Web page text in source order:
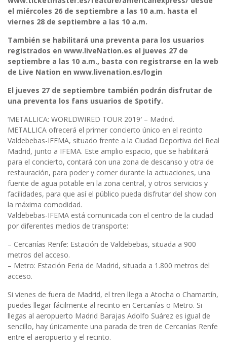
el miércoles 26 de septiembre a las 10 a.m. hasta el
viernes 28 de septiembre a las 10 a.m.
También se habilitará una preventa para los usuarios
registrados en www.liveNation.es el jueves 27 de
septiembre a las 10 a.m., basta con registrarse en la web
de Live Nation en www.livenation.es/login
El jueves 27 de septiembre también podrán disfrutar de
una preventa los fans usuarios de Spotify.
‘METALLICA: WORLDWIRED TOUR 2019′ – Madrid.
METALLICA ofrecerá el primer concierto único en el recinto
Valdebebas-IFEMA, situado frente a la Ciudad Deportiva del Real
Madrid, junto a IFEMA. Este amplio espacio, que se habilitará
para el concierto, contará con una zona de descanso y otra de
restauración, para poder y comer durante la actuaciones, una
fuente de agua potable en la zona central, y otros servicios y
facilidades, para que así el público pueda disfrutar del show con
la máxima comodidad.
Valdebebas-IFEMA está comunicada con el centro de la ciudad
por diferentes medios de transporte:
– Cercanías Renfe: Estación de Valdebebas, situada a 900
metros del acceso.
– Metro: Estación Feria de Madrid, situada a 1.800 metros del
acceso.
Si vienes de fuera de Madrid, el tren llega a Atocha o Chamartín,
puedes llegar fácilmente al recinto en Cercanías o Metro. Si
llegas al aeropuerto Madrid Barajas Adolfo Suárez es igual de
sencillo, hay únicamente una parada de tren de Cercanías Renfe
entre el aeropuerto y el recinto.